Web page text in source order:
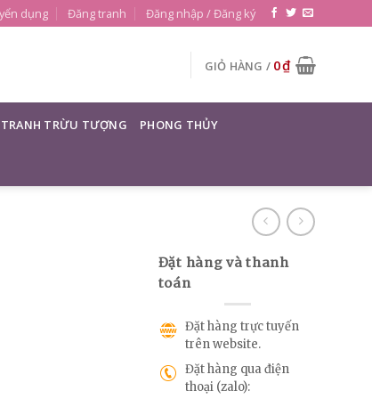
dụng Đăng tranh Đăng nhập / Đăng ký
GIỎ HÀNG / 0₫
TRANH TRỪU TƯỢNG PHONG THỦY
Đặt hàng và thanh
toán
Đặt hàng trực tuyến
trên website.
Đặt hàng qua điện
thoại (zalo):